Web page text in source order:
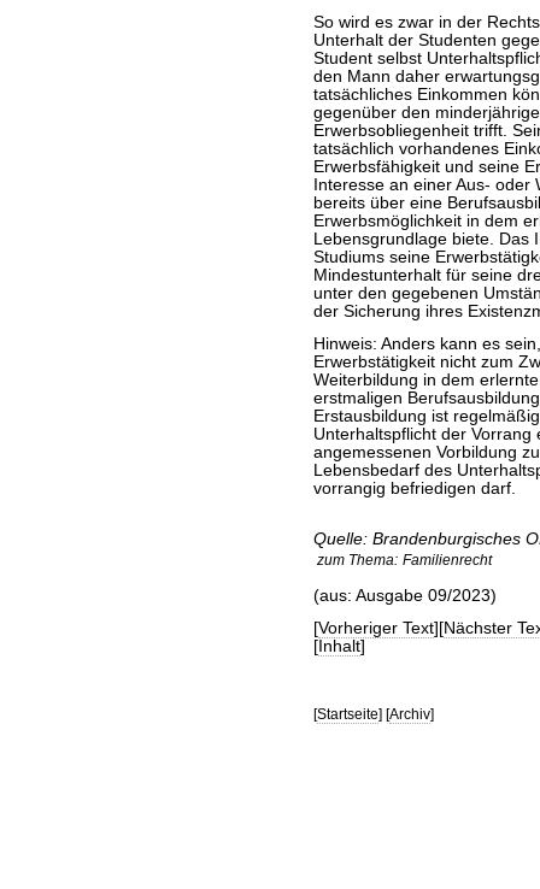
So wird es zwar in der
Unterhalt der Studenten
Student selbst
den Mann daher
tatsächliches Einkommen
gegenüber den
Erwerbsobliegenheit trifft.
tatsächlich vorhandenes
Erwerbsfähigkeit und seine
Interesse an einer Aus-
bereits über eine
Erwerbsmöglichkeit in dem
Lebensgrundlage biete. Das
Studiums seine
Mindestunterhalt für seine
unter den gegebenen
der Sicherung ihres
Hinweis: Anders kann es
Erwerbstätigkeit nicht zum
Weiterbildung in dem
erstmaligen
Erstausbildung ist
Unterhaltspflicht der
angemessenen Vorbildung
Lebensbedarf des
vorrangig befriedigen darf.
Quelle: Brandenburgisches
zum Thema: Familienrecht
(aus: Ausgabe 09/2023)
[Vorheriger Text][Nächster
[Inhalt]
[Startseite] [Archiv]